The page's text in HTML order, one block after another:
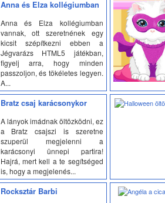
Anna és Elza kollégiumban
Anna és Elza kollégiumban
vannak, ott szeretnének egy
kicsit szépítkezni ebben a
Jégvarázs HTML5 játékban,
figyelj arra, hogy minden
passzoljon, és tökéletes legyen.
A...
Bratz csaj karácsonykor
A lányok imádnak öltözködni, ez
a Bratz csajszi is szeretne
szuperül megjelenni a
karácsonyi ünnepi partira!
Hajrá, mert kell a te segítséged
is, hogy a megjelenés...
Rocksztár Barbi